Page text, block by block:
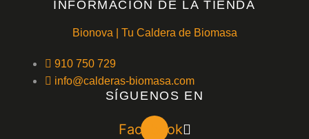
INFORMACIÓN DE LA TIENDA
Bionova | Tu Caldera de Biomasa
910 750 729
info@calderas-biomasa.com
SÍGUENOS EN
Facebook